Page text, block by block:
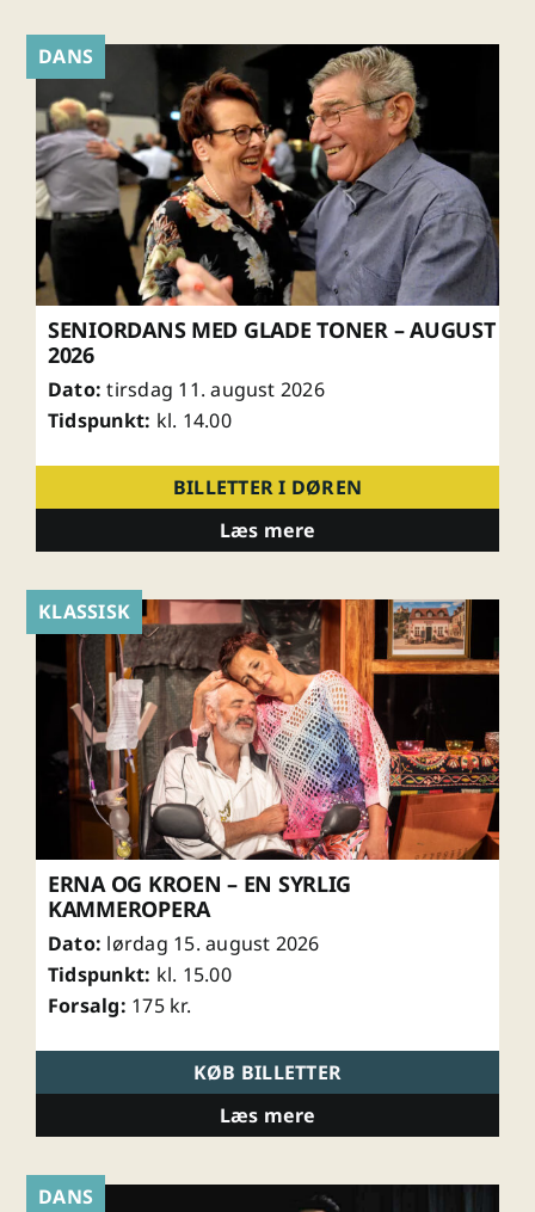
SENIORDANS MED GLADE TONER – AUGUST
2026
Dato: tirsdag 11. august 2026
Tidspunkt: kl. 14.00
DANS
BILLETTER I DØREN
Læs mere
ERNA OG KROEN – EN SYRLIG
KAMMEROPERA
Dato: lørdag 15. august 2026
Tidspunkt: kl. 15.00
Forsalg: 175 kr.
KLASSISK
KØB BILLETTER
Læs mere
DANS